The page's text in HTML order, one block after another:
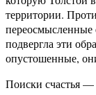
территории.
переосмысленные
подвергла эти
опустошенные,
Поиски счастья —